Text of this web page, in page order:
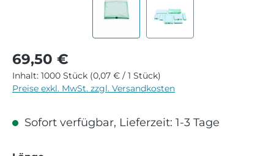
Regulärer Preis:
69,50 €
Inhalt: 1000 Stück (0,07 € / 1 Stück)
Preise exkl. MwSt. zzgl. Versandkosten
Sofort verfügbar, Lieferzeit: 1-3 Tage